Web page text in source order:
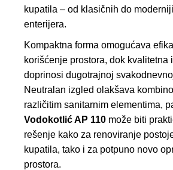
kupatila – od klasičnih do
enterijera.
Kompaktna forma omogućava
korišćenje prostora, dok kvalitetna
doprinosi dugotrajnoj
Neutralan izgled olakšava
različitim sanitarnim elementima,
Vodokotlić AP 110 može biti
rešenje kako za renoviranje
kupatila, tako i za potpuno novo
prostora.